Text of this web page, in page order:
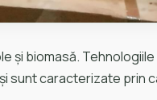
și biomasă.
sunt caracterizate prin